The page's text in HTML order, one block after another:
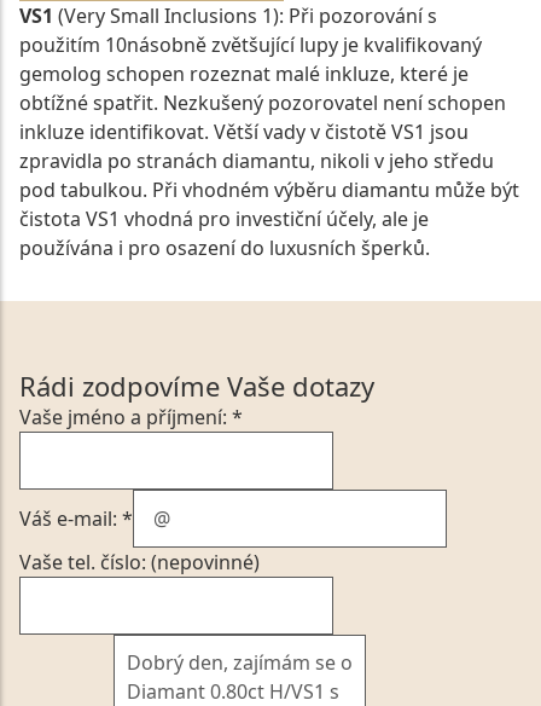
VS1 (Very Small Inclusions 1): Při pozorování s
použitím 10násobně zvětšující lupy je kvalifikovaný
gemolog schopen rozeznat malé inkluze, které je
obtížné spatřit. Nezkušený pozorovatel není schopen
inkluze identifikovat. Větší vady v čistotě VS1 jsou
zpravidla po stranách diamantu, nikoli v jeho středu
pod tabulkou. Při vhodném výběru diamantu může být
čistota VS1 vhodná pro investiční účely, ale je
používána i pro osazení do luxusních šperků.
Rádi zodpovíme Vaše dotazy
Vaše jméno a příjmení: *
Váš e-mail: *
Vaše tel. číslo: (nepovinné)